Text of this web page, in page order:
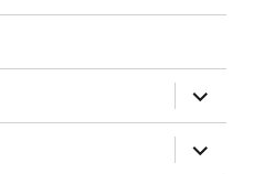
öffnen
öffnen